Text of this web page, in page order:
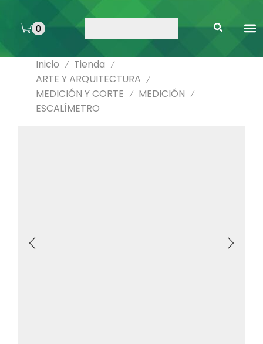
0
Inicio / Tienda /
ARTE Y ARQUITECTURA /
MEDICIÓN Y CORTE / MEDICIÓN /
ESCALÍMETRO